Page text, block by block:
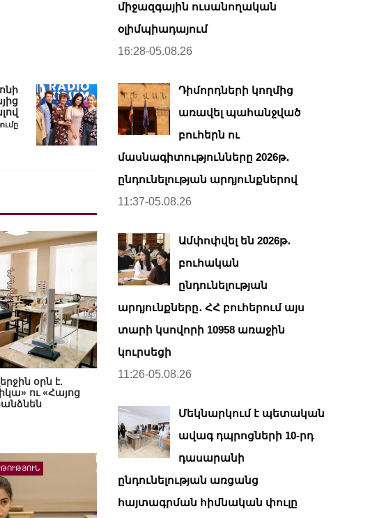
օրն է.
ու «Հայոց
միջազգային ուսանողական
օլիմպիադայում
16:28-05.08.26
Դիմորդների կողմից
առավել պահանջված
բուհերն ու
մասնագիտությունները 2026թ․
ընդունելության արդյունքներով
11:37-05.08.26
Ամփոփվել են 2026թ․
բուհական
ընդունելության
արդյունքները․ ՀՀ բուհերում այս
տարի կսովորի 10958 առաջին
կուրսեցի
11:26-05.08.26
Մեկնարկում է պետական
ավագ դպրոցների 10-րդ
դասարանի
ընդունելության առցանց
հայտագրման հիմնական փուլը